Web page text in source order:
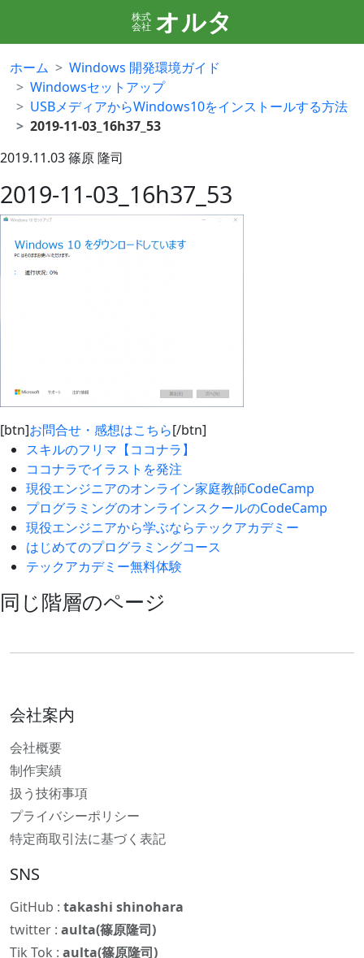
株式
会社 オルタ
ホーム
Windows 開発環境ガイド
Windowsセットアップ
USBメディアからWindows10をインストールする方法
2019-11-03_16h37_53
2019.11.03篠原 隆司
2019-11-03_16h37_53
[btn]お問合せ・感想はこちら[/btn]
スキルのフリマ【ココナラ】
ココナラでイラストを発注
現役エンジニアのオンライン家庭教師CodeCamp
プログラミングのオンラインスクールのCodeCamp
現役エンジニアから学ぶならテックアカデミー
はじめてのプログラミングコース
テックアカデミー無料体験
同じ階層のページ
会社案内
会社概要
制作実績
扱う技術事項
プライバシーポリシー
特定商取引法に基づく表記
SNS
GitHub : takashi shinohara
twitter : aulta(篠原隆司)
Tik Tok : aulta(篠原隆司)